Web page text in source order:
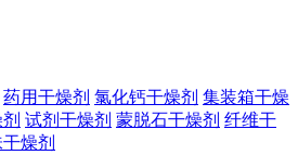
药用干燥剂 氯化钙干燥剂 集装箱干燥
试剂干燥剂 蒙脱石干燥剂 纤维干
燥剂